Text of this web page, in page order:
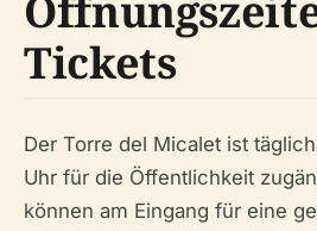
Tickets
Der Torre del Micalet ist
Uhr für die Öffentlichkeit
können am Eingang für eine